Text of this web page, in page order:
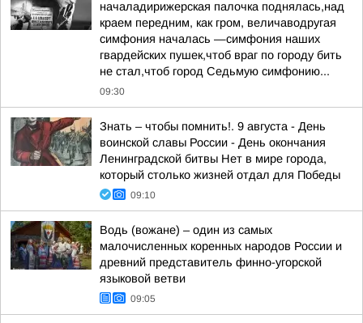
началадирижерская палочка поднялась,над
краем передним, как гром, величаводругая
симфония началась —симфония наших
гвардейских пушек,чтоб враг по городу бить
не стал,чтоб город Седьмую симфонию...
09:30
Знать – чтобы помнить!. 9 августа - День
воинской славы России - День окончания
Ленинградской битвы Нет в мире города,
который столько жизней отдал для Победы
09:10
Водь (вожане) – один из самых
малочисленных коренных народов России и
древний представитель финно-угорской
языковой ветви
09:05